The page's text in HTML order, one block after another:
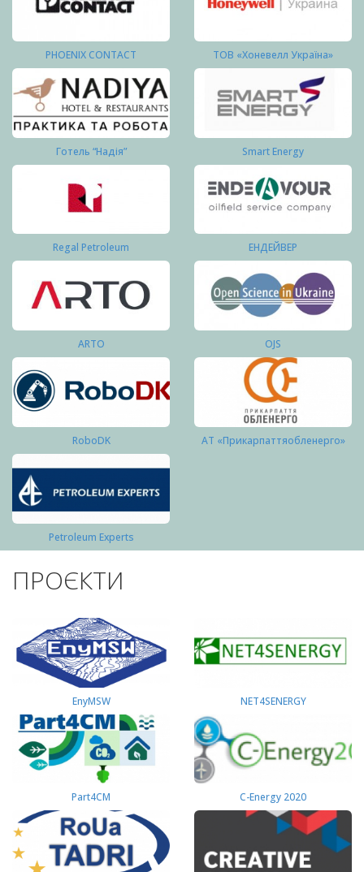
PHOENIX CONTACT ТОВ «Хоневелл Україна»
Готель “Надія” Smart Energy
Regal Petroleum ЕНДЕЙВЕР
ARTO OJS
RoboDK АТ «Прикарпаттяобленерго»
Petroleum Experts
ПРОЄКТИ
EnyMSW NET4SENERGY
Part4СМ C-Energy 2020